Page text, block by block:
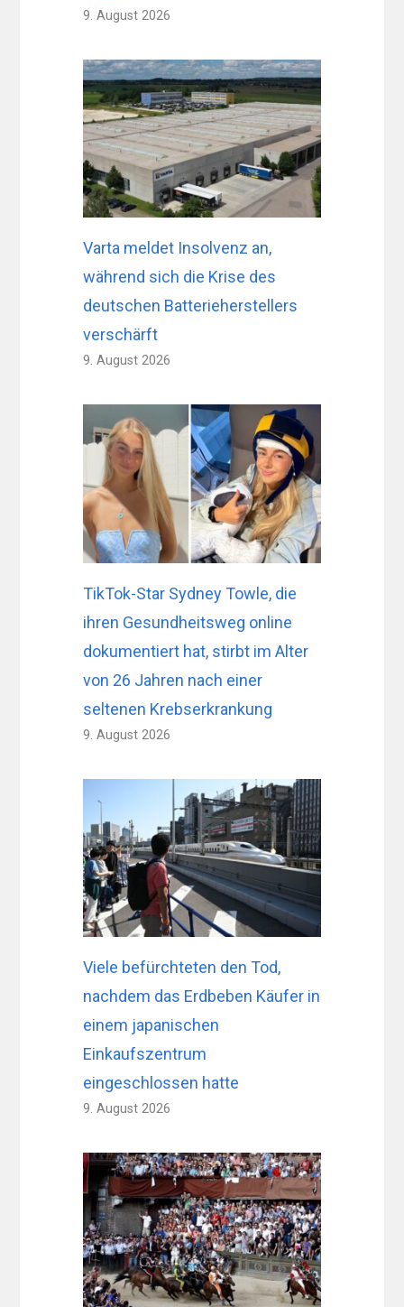
9. August 2026
Varta meldet Insolvenz an,
während sich die Krise des
deutschen Batterieherstellers
verschärft
9. August 2026
TikTok-Star Sydney Towle, die
ihren Gesundheitsweg online
dokumentiert hat, stirbt im Alter
von 26 Jahren nach einer
seltenen Krebserkrankung
9. August 2026
Viele befürchteten den Tod,
nachdem das Erdbeben Käufer in
einem japanischen
Einkaufszentrum
eingeschlossen hatte
9. August 2026